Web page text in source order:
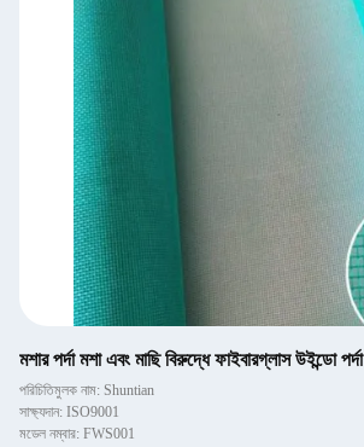
মশার পর্দা মশা এবং মাছি বিরুদ্ধে ফাইবারগ্লাস উইন্ডো পর্দা
পরিচিতিমুলক নাম: Shuntian
সাক্ষ্যদান: ISO9001
মডেল নম্বার: FWS001